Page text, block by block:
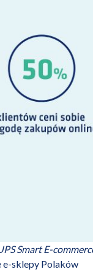
Smart E-
e-sklepy Polaków